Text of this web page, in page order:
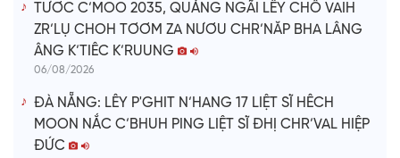
TƯƠC C’MOO 2035, QUẢNG NGÃI LÊY CHÔ VAIH
ZR’LỤ CHOH TƠƠM ZA NƯƠU CHR’NĂP BHA LÂNG
ÂNG K’TIÊC K’RUUNG
06/08/2026
ĐÀ NẴNG: LÊY P'GHIT N’HANG 17 LIỆT SĨ HÊCH
MOON NẮC C’BHUH PING LIỆT SĨ ĐHỊ CHR’VAL HIỆP
ĐỨC